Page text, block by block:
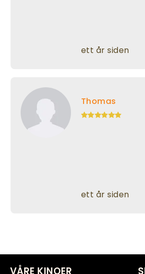
ett år siden
Thomas
ett år siden
VÅRE KINOER